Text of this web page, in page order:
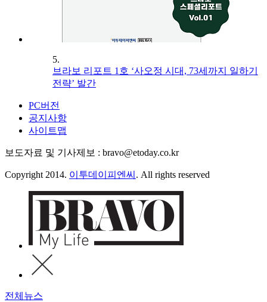
5.
브라보 리포트 1호 ‘사오정 시대, 73세까지 일하기
전략’ 발간
PC버전
공지사항
사이트맵
보도자료 및 기사제보 : bravo@etoday.co.kr
Copyright 2014. 이투데이피엔씨 . All rights reserved
전체뉴스